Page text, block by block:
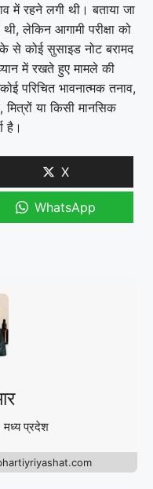
में रहने लगी थी। बताया जा
लेकिन आगामी परीक्षा को
से कोई सुसाइड नोट बरामद
में रखते हुए मामले की
परिचित भावनात्मक तनाव,
मित्रों या किसी मानसिक
है।
X
WhatsApp
मध्य प्रदेश